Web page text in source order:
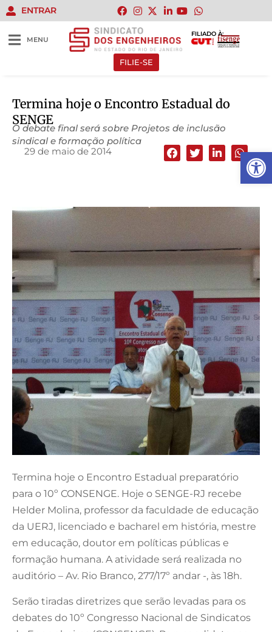
Abrir
ENTRAR
MENU
FILIADO À:
FILIE-SE
Termina hoje o Encontro Estadual do
SENGE
O debate final será sobre Projetos de inclusão
sindical e formação política
29 de maio de 2014
Termina hoje o Encontro Estadual preparatório
para o 10º CONSENGE. Hoje o SENGE-RJ recebe
Helder Molina, professor da faculdade de educação
da UERJ, licenciado e bacharel em história, mestre
em educação, doutor em políticas públicas e
formação humana. A atividade será realizada no
auditório – Av. Rio Branco, 277/17º andar -, às 18h.
Serão tiradas diretrizes que serão levadas para os
debates do 10º Congresso Nacional de Sindicatos